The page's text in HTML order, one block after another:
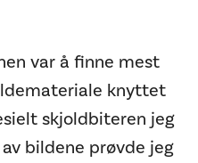
var å finne mest
knyttet
skjoldbiteren jeg
bildene prøvde jeg